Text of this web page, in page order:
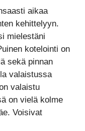
aikaa
kehittelyyn.
mielestäni
kotelointi on
sekä pinnan
valaistussa
valaistu
on vielä kolme
Voisivat